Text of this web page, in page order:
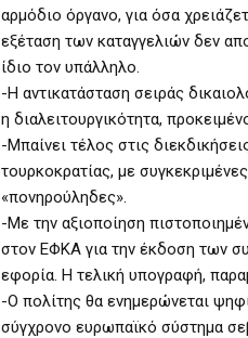
αρμόδιο όργανο, για όσα
εξέταση των καταγγελιών δεν
ίδιο τον υπάλληλο.
-Η αντικατάσταση σειράς
η διαλειτουργικότητα,
-Μπαίνει τέλος στις
τουρκοκρατίας, με
«πονηρούληδες».
-Με την αξιοποίηση
στον ΕΦΚΑ για την έκδοση των
εφορία. Η τελική υπογραφή,
-Ο πολίτης θα ενημερώνεται
σύγχρονο ευρωπαϊκό σύστημα